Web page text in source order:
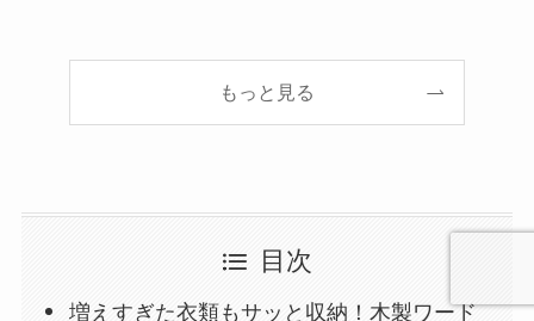
もっと見る
目次
増えすぎた衣類もサッと収納！木製ワード